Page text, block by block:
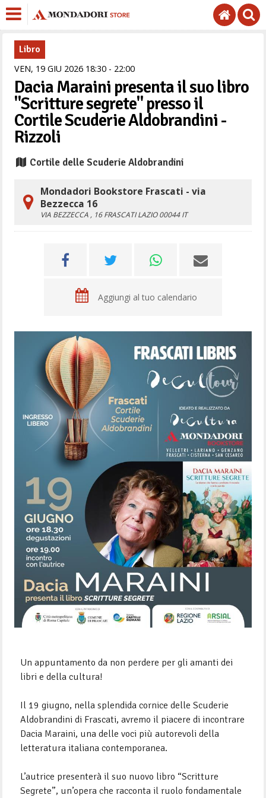
Libro
VEN, 19 GIU 2026 1830 - 2200
Dacia Maraini presenta il suo libro
"Scritture segrete" presso il
Cortile Scuderie Aldobrandini -
Rizzoli
Cortile delle Scuderie Aldobrandini
Mondadori Bookstore Frascati - via
Bezzecca 16
VIA BEZZECCA , 16FRASCATI LAZIO 00044 IT
Aggiungi al tuo calendario
Un appuntamento da non perdere per gli amanti dei
libri e della cultura!
Il 19 giugno, nella splendida cornice delle Scuderie
Aldobrandini di Frascati, avremo il piacere di incontrare
Dacia Maraini, una delle voci più autorevoli della
letteratura italiana contemporanea.
L’autrice presenterà il suo nuovo libro “Scritture
Segrete”, un’opera che racconta il ruolo fondamentale